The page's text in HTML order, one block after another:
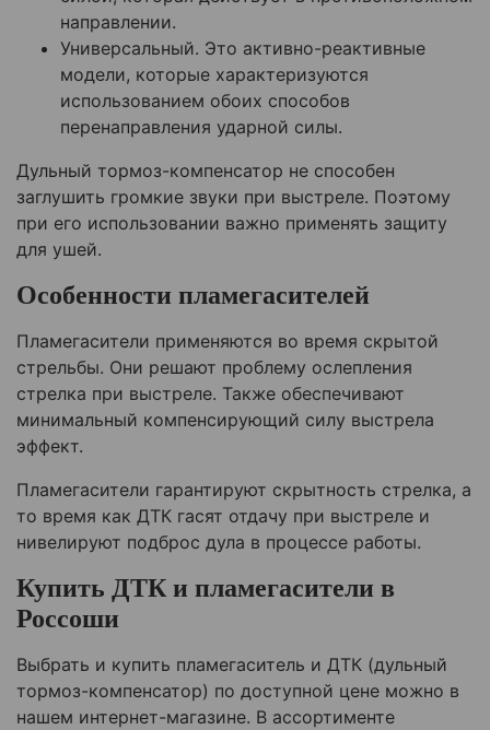
направлении.
Универсальный. Это активно-реактивные
модели, которые характеризуются
использованием обоих способов
перенаправления ударной силы.
Дульный тормоз-компенсатор не способен
заглушить громкие звуки при выстреле. Поэтому
при его использовании важно применять защиту
для ушей.
Особенности пламегасителей
Пламегасители применяются во время скрытой
стрельбы. Они решают проблему ослепления
стрелка при выстреле. Также обеспечивают
минимальный компенсирующий силу выстрела
эффект.
Пламегасители гарантируют скрытность стрелка, а
то время как ДТК гасят отдачу при выстреле и
нивелируют подброс дула в процессе работы.
Купить ДТК и пламегасители в
Россоши
Выбрать и купить пламегаситель и ДТК (дульный
тормоз-компенсатор) по доступной цене можно в
нашем интернет-магазине. В ассортименте